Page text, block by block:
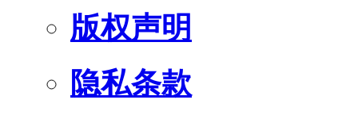
版权声明
隐私条款